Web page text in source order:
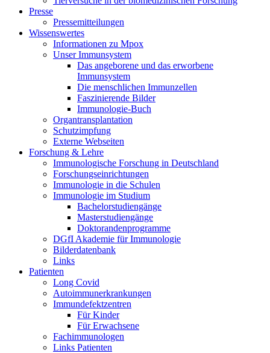
Presse
Pressemitteilungen
Wissenswertes
Informationen zu Mpox
Unser Immunsystem
Das angeborene und das erworbene
Immunsystem
Die menschlichen Immunzellen
Faszinierende Bilder
Immunologie-Buch
Organtransplantation
Schutzimpfung
Externe Webseiten
Forschung & Lehre
Immunologische Forschung in Deutschland
Forschungseinrichtungen
Immunologie in die Schulen
Immunologie im Studium
Bachelorstudiengänge
Masterstudiengänge
Doktorandenprogramme
DGfI Akademie für Immunologie
Bilderdatenbank
Links
Patienten
Long Covid
Autoimmunerkrankungen
Immundefektzentren
Für Kinder
Für Erwachsene
Fachimmunologen
Links Patienten